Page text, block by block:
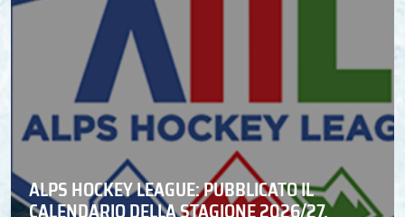
ALPS HOCKEY LEAGUE: PUBBLICATO IL